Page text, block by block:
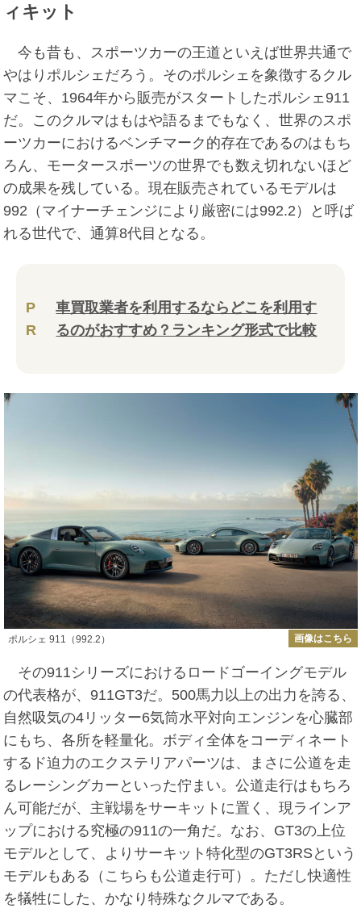
ィキット
今も昔も、スポーツカーの王道といえば世界共通で
やはりポルシェだろう。そのポルシェを象徴するクル
マこそ、1964年から販売がスタートしたポルシェ911
だ。このクルマはもはや語るまでもなく、世界のスポ
ーツカーにおけるベンチマーク的存在であるのはもち
ろん、モータースポーツの世界でも数え切れないほど
の成果を残している。現在販売されているモデルは
992（マイナーチェンジにより厳密には992.2）と呼ば
れる世代で、通算8代目となる。
P
R
車買取業者を利用するならどこを利用す
るのがおすすめ？ランキング形式で比較
ポルシェ 911（992.2） 画像はこちら
その911シリーズにおけるロードゴーイングモデル
の代表格が、911GT3だ。500馬力以上の出力を誇る、
自然吸気の4リッター6気筒水平対向エンジンを心臓部
にもち、各所を軽量化。ボディ全体をコーディネート
するド迫力のエクステリアパーツは、まさに公道を走
るレーシングカーといった佇まい。公道走行はもちろ
ん可能だが、主戦場をサーキットに置く、現ラインア
ップにおける究極の911の一角だ。なお、GT3の上位
モデルとして、よりサーキット特化型のGT3RSという
モデルもある（こちらも公道走行可）。ただし快適性
を犠牲にした、かなり特殊なクルマである。